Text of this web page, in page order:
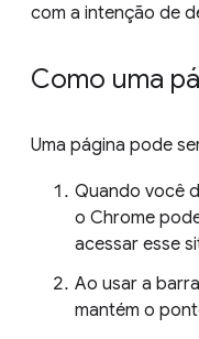
com a intenção de
Como uma
Uma página pode
Quando você
o Chrome
acessar esse
Ao usar a
mantém o